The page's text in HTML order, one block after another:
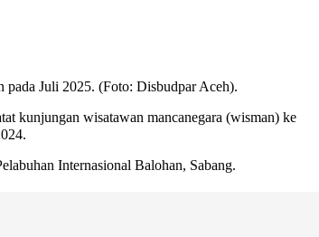
pada Juli 2025. (Foto: Disbudpar Aceh).
kunjungan wisatawan mancanegara (wisman) ke
Internasional Balohan, Sabang.